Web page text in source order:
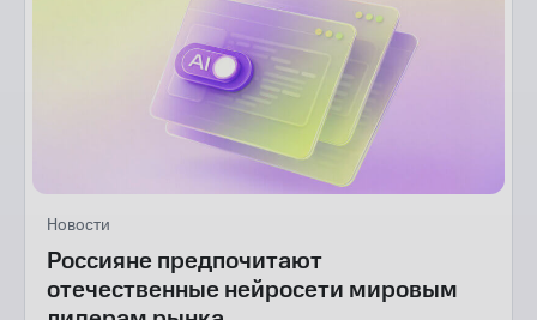
Новости
Россияне предпочитают
отечественные нейросети мировым